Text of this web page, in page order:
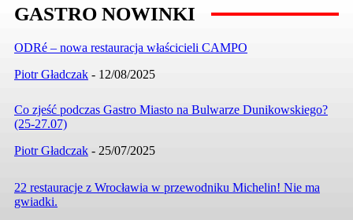
GASTRO NOWINKI
ODRé – nowa restauracja właścicieli CAMPO
Piotr Gładczak - 12/08/2025
Co zjeść podczas Gastro Miasto na Bulwarze Dunikowskiego?
(25-27.07)
Piotr Gładczak - 25/07/2025
22 restauracje z Wrocławia w przewodniku Michelin! Nie ma
gwiadki.